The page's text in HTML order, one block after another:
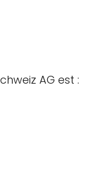
AG est :